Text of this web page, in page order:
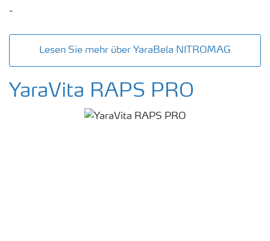
-
Lesen Sie mehr über YaraBela NITROMAG
YaraVita RAPS PRO